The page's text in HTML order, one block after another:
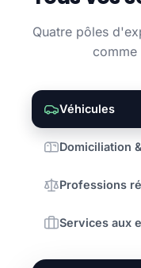
Quatre pôles
comme
Véhicules
Domiciliation
Professions
Services aux